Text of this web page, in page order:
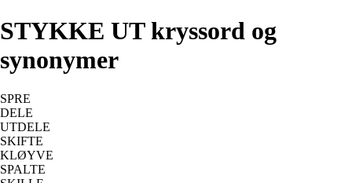
STYKKE UT kryssord og
synonymer
SPRE
DELE
UTDELE
SKIFTE
KLØYVE
SPALTE